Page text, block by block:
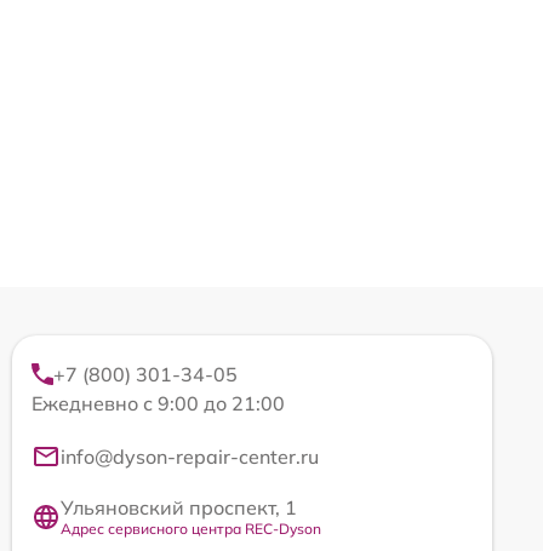
+7 (800) 301-34-05
Ежедневно с 9:00 до 21:00
info@dyson-repair-center.ru
Ульяновский проспект, 1
Адрес сервисного центра REC-Dyson